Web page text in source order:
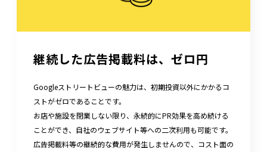
継続した広告掲載料は、ゼロ円
Googleストリートビューの魅力は、初期投資以外にかかるコ
ストがゼロであることです。
お店や施設を閉業しない限り、永続的にPR効果を高め続ける
ことができ、自社のウェブサイト等への二次利用も可能です。
広告掲載料等の継続的な費用が発生しませんので、コスト面の